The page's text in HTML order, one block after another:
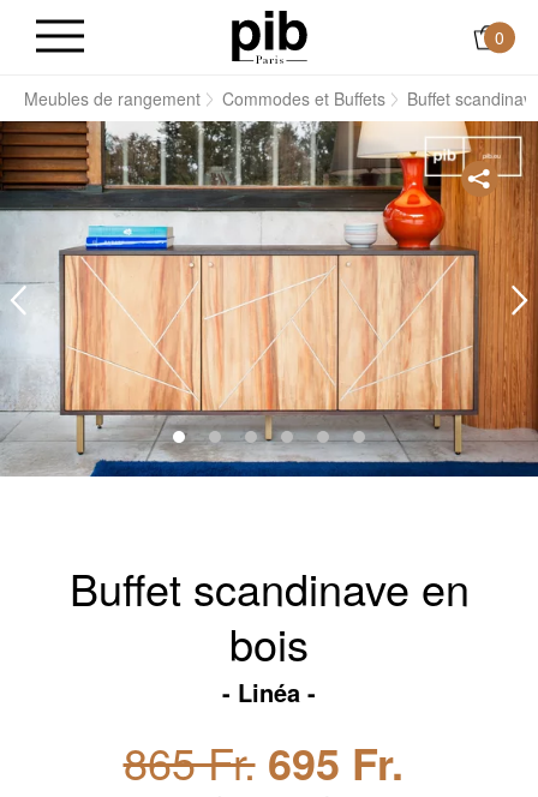
0
Meubles de rangement Commodes et Buffets Buffet
Buffet scandinave en
bois
Linéa
865 Fr. 695 Fr.